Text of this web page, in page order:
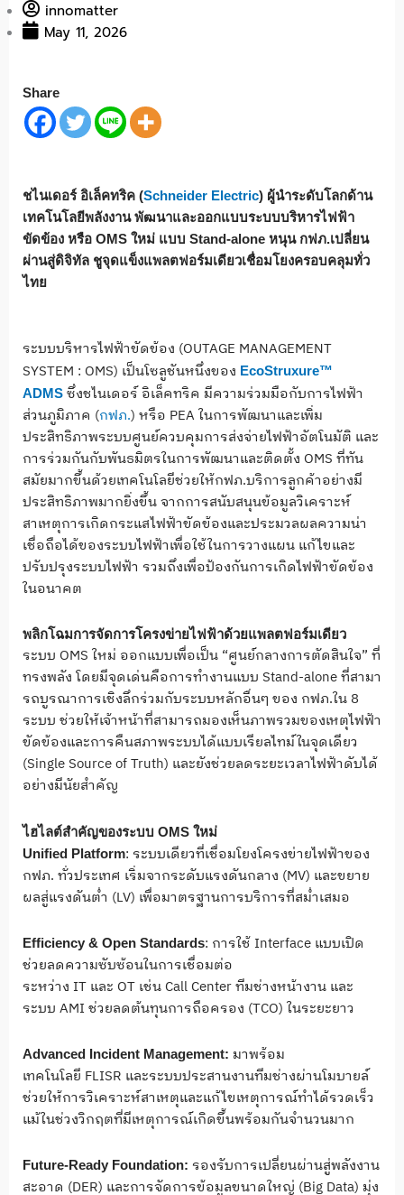
innomatter
May 11, 2026
Share
ชไนเดอร์ อิเล็คทริค (Schneider Electric) ผู้นำระดับโลกด้าน
เทคโนโลยีพลังงาน พัฒนาและออกแบบระบบบริหารไฟฟ้า
ขัดข้อง หรือ OMS ใหม่ แบบ Stand-alone หนุน กฟภ.เปลี่ยน
ผ่านสู่ดิจิทัล ชูจุดแข็งแพลตฟอร์มเดียวเชื่อมโยงครอบคลุมทั่ว
ไทย
ระบบบริหารไฟฟ้าขัดข้อง (OUTAGE MANAGEMENT
SYSTEM : OMS) เป็นโซลูชันหนึ่งของ EcoStruxure™
ADMS ซึ่งชไนเดอร์ อิเล็คทริค มีความร่วมมือกับการไฟฟ้า
ส่วนภูมิภาค (กฟภ.) หรือ PEA ในการพัฒนาและเพิ่ม
ประสิทธิภาพระบบศูนย์ควบคุมการส่งจ่ายไฟฟ้าอัตโนมัติ และ
การร่วมกันกับพันธมิตรในการพัฒนาและติดตั้ง OMS ที่ทัน
สมัยมากขึ้นด้วยเทคโนโลยีช่วยให้กฟภ.บริการลูกค้าอย่างมี
ประสิทธิภาพมากยิ่งขึ้น จากการสนับสนุนข้อมูลวิเคราะห์
สาเหตุการเกิดกระแสไฟฟ้าขัดข้องและประมวลผลความน่า
เชื่อถือได้ของระบบไฟฟ้าเพื่อใช้ในการวางแผน แก้ไขและ
ปรับปรุงระบบไฟฟ้า รวมถึงเพื่อป้องกันการเกิดไฟฟ้าขัดข้อง
ในอนาคต
พลิกโฉมการจัดการโครงข่ายไฟฟ้าด้วยแพลตฟอร์มเดียว
ระบบ OMS ใหม่ ออกแบบเพื่อเป็น “ศูนย์กลางการตัดสินใจ” ที่
ทรงพลัง โดยมีจุดเด่นคือการทำงานแบบ Stand-alone ที่สามา
รถบูรณาการเชิงลึกร่วมกับระบบหลักอื่นๆ ของ กฟภ.ใน 8
ระบบ ช่วยให้เจ้าหน้าที่สามารถมองเห็นภาพรวมของเหตุไฟฟ้า
ขัดข้องและการคืนสภาพระบบได้แบบเรียลไทม์ในจุดเดียว
(Single Source of Truth) และยังช่วยลดระยะเวลาไฟฟ้าดับได้
อย่างมีนัยสำคัญ
ไฮไลต์สำคัญของระบบ OMS ใหม่
Unified Platform: ระบบเดียวที่เชื่อมโยงโครงข่ายไฟฟ้าของ
กฟภ. ทั่วประเทศ เริ่มจากระดับแรงดันกลาง (MV) และขยาย
ผลสู่แรงดันต่ำ (LV) เพื่อมาตรฐานการบริการที่สม่ำเสมอ
Efficiency & Open Standards: การใช้ Interface แบบเปิด
ช่วยลดความซับซ้อนในการเชื่อมต่อ
ระหว่าง IT และ OT เช่น Call Center ทีมช่างหน้างาน และ
ระบบ AMI ช่วยลดต้นทุนการถือครอง (TCO) ในระยะยาว
Advanced Incident Management: มาพร้อม
เทคโนโลยี FLISR และระบบประสานงานทีมช่างผ่านโมบายล์
ช่วยให้การวิเคราะห์สาเหตุและแก้ไขเหตุการณ์ทำได้รวดเร็ว
แม้ในช่วงวิกฤตที่มีเหตุการณ์เกิดขึ้นพร้อมกันจำนวนมาก
Future-Ready Foundation: รองรับการเปลี่ยนผ่านสู่พลังงาน
สะอาด (DER) และการจัดการข้อมูลขนาดใหญ่ (Big Data) มุ่ง